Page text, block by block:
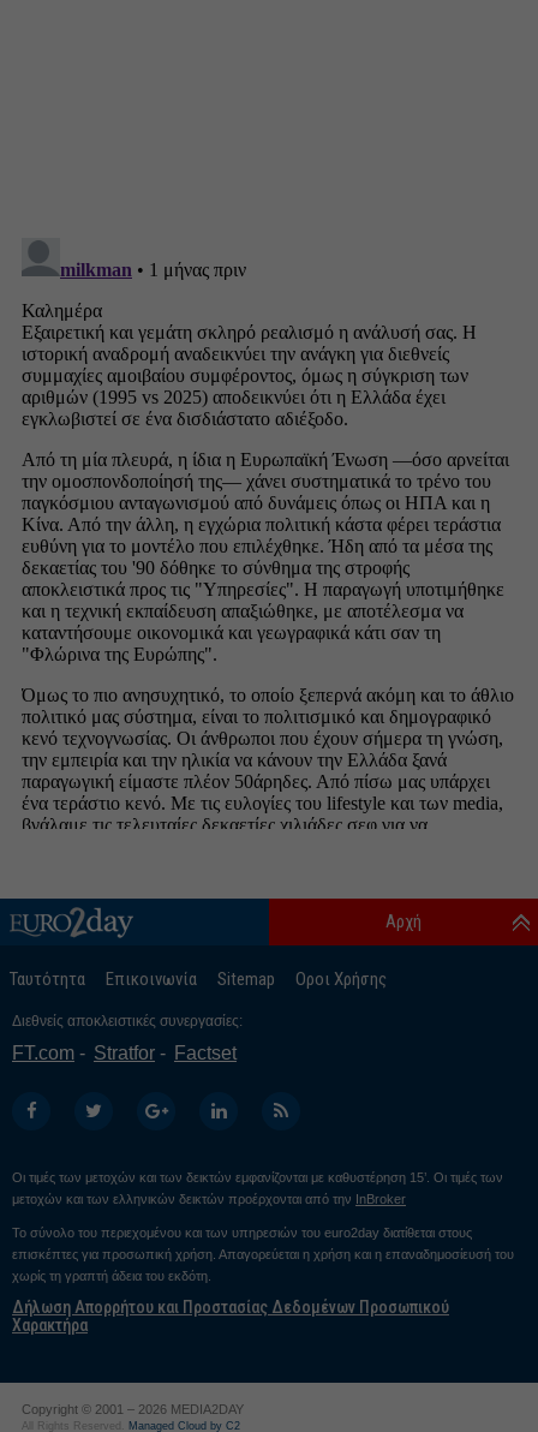
Ταυτότητα Επικοινωνία Sitemap Οροι Χρήσης
Αρχή
Διεθνείς αποκλειστικές συνεργασίες:
FT.com Stratfor Factset
Οι τιμές των μετοχών και των δεικτών εμφανίζονται με καθυστέρηση 15’. Οι τιμές των
μετοχών και των ελληνικών δεικτών προέρχονται από την InBroker
Το σύνολο του περιεχομένου και των υπηρεσιών του euro2day διατίθεται στους
επισκέπτες για προσωπική χρήση. Απαγορεύεται η χρήση και η επαναδημοσίευσή του
χωρίς τη γραπτή άδεια του εκδότη.
Δήλωση Απορρήτου και Προστασίας Δεδομένων Προσωπικού
Χαρακτήρα
Copyright © 2001 – 2026 MEDIA2DAY
All Rights Reserved. Managed Cloud by C2